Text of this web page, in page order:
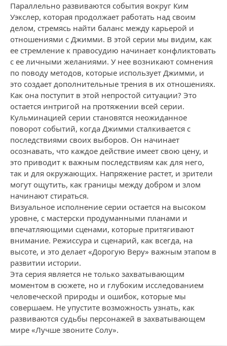
Параллельно развиваются события вокруг Ким
Уэкслер, которая продолжает работать над своим
делом, стремясь найти баланс между карьерой и
отношениями с Джимми. В этой серии мы видим, как
ее стремление к правосудию начинает конфликтовать
с ее личными желаниями. У нее возникают сомнения
по поводу методов, которые использует Джимми, и
это создает дополнительные трения в их отношениях.
Как она поступит в этой непростой ситуации? Это
остается интригой на протяжении всей серии.
Кульминацией серии становятся неожиданное
поворот событий, когда Джимми сталкивается с
последствиями своих выборов. Он начинает
осознавать, что каждое действие имеет свою цену, и
это приводит к важным последствиям как для него,
так и для окружающих. Напряжение растет, и зрители
могут ощутить, как границы между добром и злом
начинают стираться.
Визуальное исполнение серии остается на высоком
уровне, с мастерски продуманными планами и
впечатляющими сценами, которые притягивают
внимание. Режиссура и сценарий, как всегда, на
высоте, и это делает «Дорогую Веру» важным этапом в
развитии истории.
Эта серия является не только захватывающим
моментом в сюжете, но и глубоким исследованием
человеческой природы и ошибок, которые мы
совершаем. Не упустите возможность узнать, как
развиваются судьбы персонажей в захватывающем
мире «Лучше звоните Солу».